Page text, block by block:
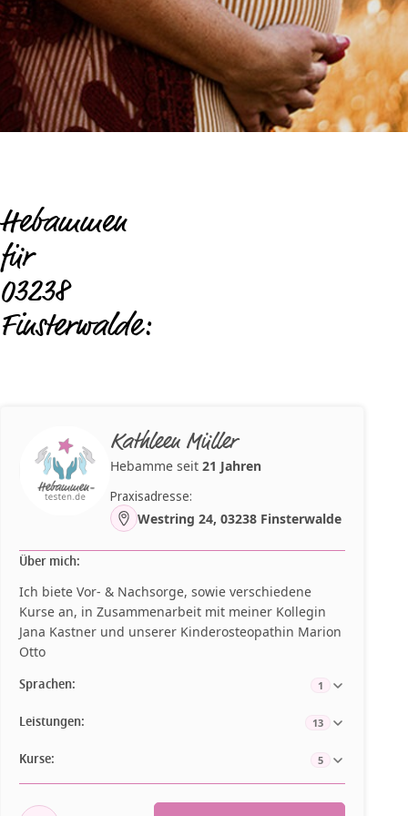
Hebammen
für
03238
Finsterwalde:
Kathleen Müller
Hebamme seit 21 Jahren
Praxisadresse:
Westring 24, 03238 Finsterwalde
Über mich:
Ich biete Vor- & Nachsorge, sowie verschiedene
Kurse an, in Zusammenarbeit mit meiner Kollegin
Jana Kastner und unserer Kinderosteopathin Marion
Otto
Sprachen: 1
Leistungen: 13
Kurse: 5